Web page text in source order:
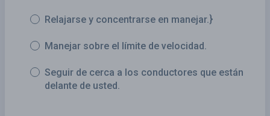
Relajarse y concentrarse en manejar.}
Manejar sobre el límite de velocidad.
Seguir de cerca a los conductores que están
delante de usted.